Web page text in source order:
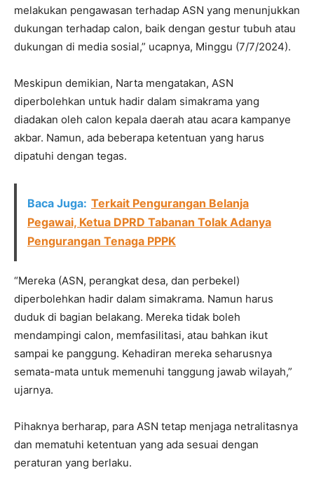
melakukan pengawasan terhadap ASN yang menunjukkan
dukungan terhadap calon, baik dengan gestur tubuh atau
dukungan di media sosial,” ucapnya, Minggu (7/7/2024).
Meskipun demikian, Narta mengatakan, ASN
diperbolehkan untuk hadir dalam simakrama yang
diadakan oleh calon kepala daerah atau acara kampanye
akbar. Namun, ada beberapa ketentuan yang harus
dipatuhi dengan tegas.
Baca Juga: Terkait Pengurangan Belanja
Pegawai, Ketua DPRD Tabanan Tolak Adanya
Pengurangan Tenaga PPPK
“Mereka (ASN, perangkat desa, dan perbekel)
diperbolehkan hadir dalam simakrama. Namun harus
duduk di bagian belakang. Mereka tidak boleh
mendampingi calon, memfasilitasi, atau bahkan ikut
sampai ke panggung. Kehadiran mereka seharusnya
semata-mata untuk memenuhi tanggung jawab wilayah,”
ujarnya.
Pihaknya berharap, para ASN tetap menjaga netralitasnya
dan mematuhi ketentuan yang ada sesuai dengan
peraturan yang berlaku.